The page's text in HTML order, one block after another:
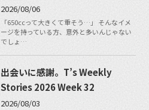
2026/08/06
「650ccって大きくて重そう…」 そんなイメ
ージを持っている方、意外と多いんじゃない
でしょ…
出会いに感謝。T’s Weekly
Stories 2026 Week 32
2026/08/03